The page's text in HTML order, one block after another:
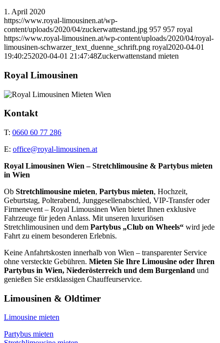
1. April 2020
https://www.royal-limousinen.at/wp-
content/uploads/2020/04/zuckerwattestand.jpg 957 957 royal
https://www.royal-limousinen.at/wp-content/uploads/2020/04/royal-
limousinen-schwarzer_text_duenne_schrift.png royal2020-04-01
19:40:252020-04-01 21:47:48Zuckerwattenstand mieten
Royal Limousinen
Kontakt
T: 0660 60 77 286
E: office@royal-limousinen.at
Royal Limousinen Wien – Stretchlimousine & Partybus mieten
in Wien
Ob Stretchlimousine mieten, Partybus mieten, Hochzeit,
Geburtstag, Polterabend, Junggesellenabschied, VIP-Transfer oder
Firmenevent – Royal Limousinen Wien bietet Ihnen exklusive
Fahrzeuge für jeden Anlass. Mit unseren luxuriösen
Stretchlimousinen und dem Partybus „Club on Wheels“ wird jede
Fahrt zu einem besonderen Erlebnis.
Keine Anfahrtskosten innerhalb von Wien – transparenter Service
ohne versteckte Gebühren. Mieten Sie Ihre Limousine oder Ihren
Partybus in Wien, Niederösterreich und dem Burgenland und
genießen Sie erstklassigen Chauffeurservice.
Limousinen & Oldtimer
Limousine mieten
Partybus mieten